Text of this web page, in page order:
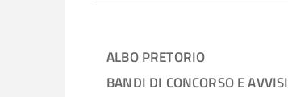
ALBO PRETORIO
BANDI DI CONCORSO E AVVISI